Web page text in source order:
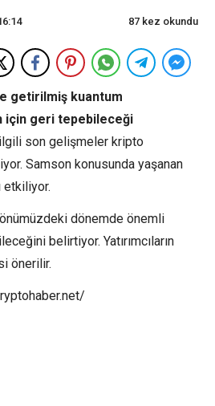
87 kez okundu
getirilmiş kuantum
için geri tepebileceği
son gelişmeler kripto
Samson konusunda yaşanan
etkiliyor.
dönemde önemli
belirtiyor. Yatırımcıların
önerilir.